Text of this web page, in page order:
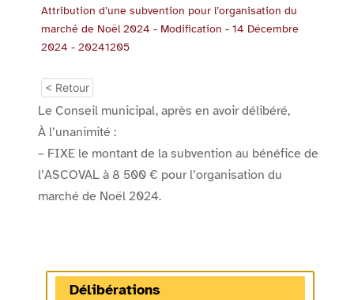
Attribution d’une subvention pour l’organisation du
marché de Noël 2024 - Modification - 14 Décembre
2024 - 20241205
< Retour
Le Conseil municipal, après en avoir délibéré,
À l’unanimité :
– FIXE le montant de la subvention au bénéfice de
l’ASCOVAL à 8 500 € pour l’organisation du
marché de Noël 2024.
Délibérations